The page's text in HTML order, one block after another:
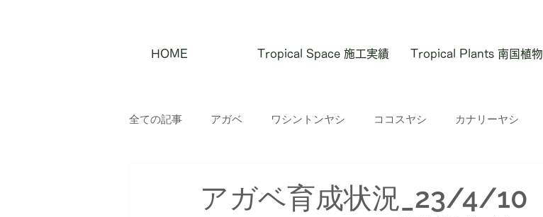
HOME Tropical Space 施工実績 Tropical Plants 南国植物
全ての記事 アガベ ワシントンヤシ ココスヤシ カナリーヤシ
アガベ育成状況_23/4/10